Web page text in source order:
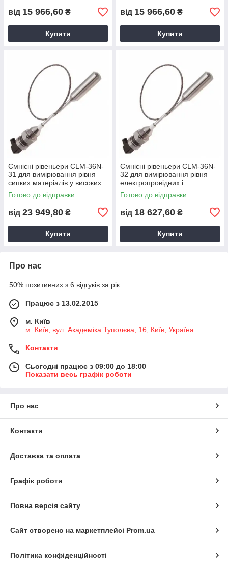
від 15 966,60 ₴
Купити
від 15 966,60 ₴
Купити
Ємнісні рівеньери CLM-36N-
31 для вимірювання рівня
сипких матеріалів у високих
силосах до 20 м
Готово до відправки
від 23 949,80 ₴
Купити
Ємнісні рівеньери CLM-36N-
32 для вимірювання рівня
електропровідних і
неелектропровідних рідин до
20 м
Готово до відправки
від 18 627,60 ₴
Купити
Про нас
50% позитивних з 6 відгуків за рік
Працює з 13.02.2015
м. Київ
м. Київ, вул. Академіка Туполєва, 16, Київ, Україна
Контакти
Сьогодні працює з 09:00 до 18:00
Показати весь графік роботи
Про нас
Контакти
Доставка та оплата
Графік роботи
Повна версія сайту
Сайт створено на маркетплейсі Prom.ua
Політика конфіденційності